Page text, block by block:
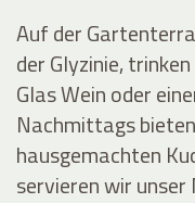
Auf der
der Glyzinie,
Glas Wein oder
Nachmittags
hausgemachten
servieren wir